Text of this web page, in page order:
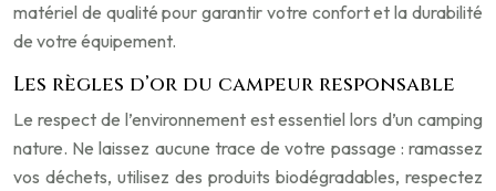
matériel de qualité pour garantir votre confort et la durabilité
de votre équipement.
Les règles d’or du campeur responsable
Le respect de l’environnement est essentiel lors d’un camping
nature. Ne laissez aucune trace de votre passage : ramassez
vos déchets, utilisez des produits biodégradables, respectez